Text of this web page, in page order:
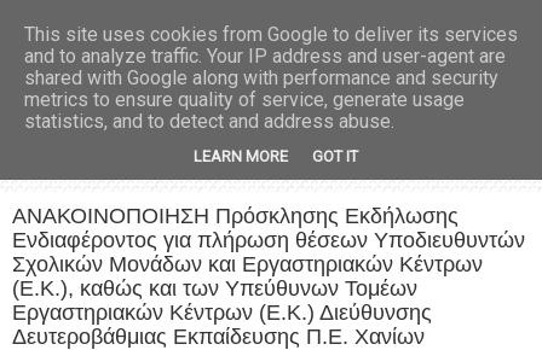
ΑΝΑΚΟΙΝΟΠΟΙΗΣΗ Πρόσκλησης Εκδήλωσης
Ενδιαφέροντος για πλήρωση θέσεων Υποδιευθυντών
Σχολικών Μονάδων και Εργαστηριακών Κέντρων
(Ε.Κ.), καθώς και των Υπεύθυνων Τομέων
Εργαστηριακών Κέντρων (Ε.Κ.) Διεύθυνσης
Δευτεροβάθμιας Εκπαίδευσης Π.Ε. Χανίων
This site uses cookies from Google to deliver its services
and to analyze traffic. Your IP address and user-agent are
shared with Google along with performance and security
metrics to ensure quality of service, generate usage
statistics, and to detect and address abuse.
LEARN MORE GOT IT